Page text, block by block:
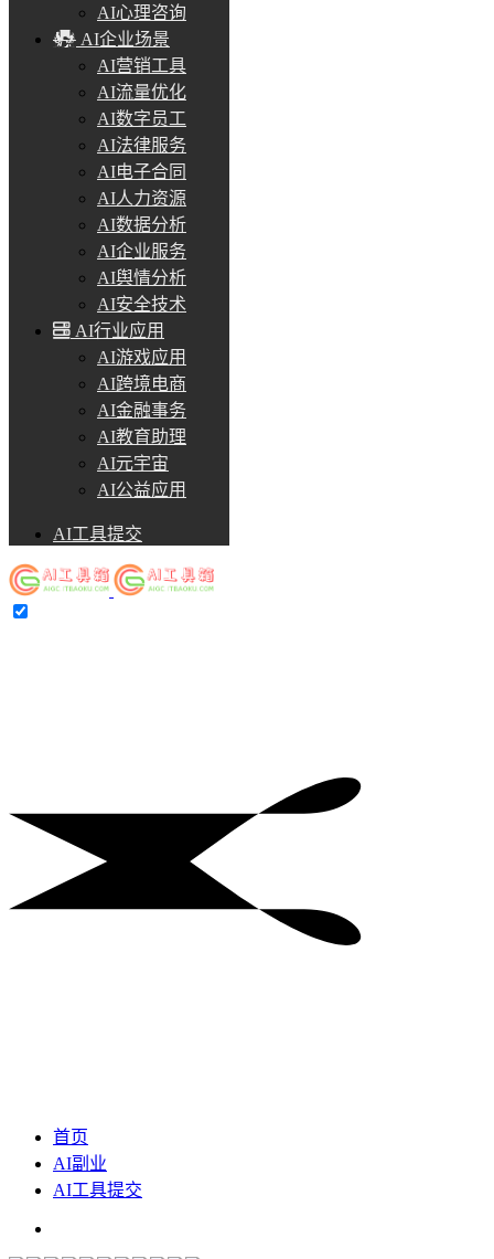
AI心理咨询
AI企业场景
AI营销工具
AI流量优化
AI数字员工
AI法律服务
AI电子合同
AI人力资源
AI数据分析
AI企业服务
AI舆情分析
AI安全技术
AI行业应用
AI游戏应用
AI跨境电商
AI金融事务
AI教育助理
AI元宇宙
AI公益应用
AI工具提交
首页
AI副业
AI工具提交